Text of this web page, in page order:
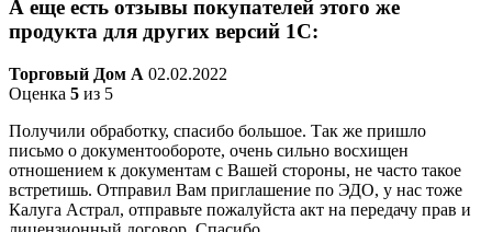
А еще есть отзывы покупателей этого же
продукта для других версий 1С:
Торговый Дом А 02.02.2022
Оценка 5 из 5
Получили обработку, спасибо большое. Так же пришло
письмо о документообороте, очень сильно восхищен
отношением к документам с Вашей стороны, не часто такое
встретишь. Отправил Вам приглашение по ЭДО, у нас тоже
Калуга Астрал, отправьте пожалуйста акт на передачу прав и